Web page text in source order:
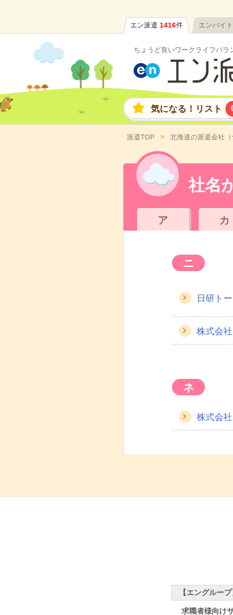
エン派遣 1416件 エンバイト
ちょうど良いワークライフバラ
気になる！リスト
派遣TOP 北海道の派遣会社（
社名
ア カ
ニ
日研ト
株式会
ネ
株式会
【エングルー
求職者様向け